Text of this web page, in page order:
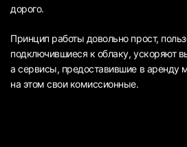
дорого.
Принцип работы довольно прост,
подключившиеся к облаку, ускоряют
а сервисы, предоставившие в аренду
на этом свои комиссионные.